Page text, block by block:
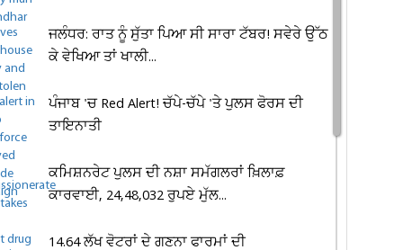
ਜਲੰਧਰ: ਰਾਤ ਨੂੰ ਸੁੱਤਾ ਪਿਆ ਸੀ ਸਾਰਾ ਟੱਬਰ! ਸਵੇਰੇ ਉੱਠ
ਕੇ ਵੇਖਿਆ ਤਾਂ ਖਾਲੀ...
ਪੰਜਾਬ 'ਚ Red Alert! ਚੱਪੇ-ਚੱਪੇ 'ਤੇ ਪੁਲਸ ਫੋਰਸ ਦੀ
ਤਾਇਨਾਤੀ
ਕਮਿਸ਼ਨਰੇਟ ਪੁਲਸ ਦੀ ਨਸ਼ਾ ਸਮੱਗਲਰਾਂ ਖ਼ਿਲਾਫ਼
ਕਾਰਵਾਈ, 24,48,032 ਰੁਪਏ ਮੁੱਲ...
14.64 ਲੱਖ ਵੋਟਰਾਂ ਦੇ ਗਣਨਾ ਫਾਰਮਾਂ ਦੀ